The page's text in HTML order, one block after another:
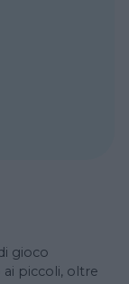
gioco
piccoli, oltre